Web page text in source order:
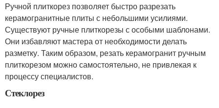
Ручной плиткорез позволяет быстро разрезать
керамогранитные плиты с небольшими усилиями.
Существуют ручные плиткорезы с особыми шаблонами.
Они избавляют мастера от необходимости делать
разметку. Таким образом, резать керамогранит ручным
плиткорезом можно самостоятельно, не привлекая к
процессу специалистов.
Стеклорез